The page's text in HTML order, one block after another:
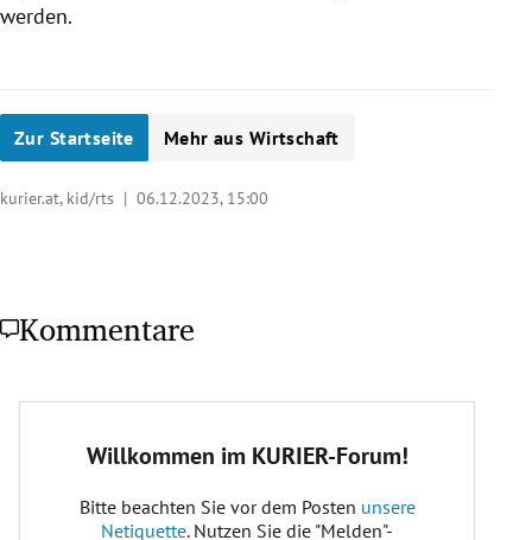
werden.
Zur Startseite Mehr aus Wirtschaft
kurier.at, kid/rts | 06.12.2023, 15:00
Kommentare